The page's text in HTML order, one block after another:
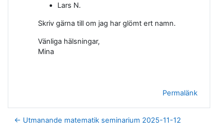
Lars N.
Skriv gärna till om jag har glömt ert namn.
Vänliga hälsningar,
Mina
Permalänk
← Utmanande matematik seminarium 2025-11-12